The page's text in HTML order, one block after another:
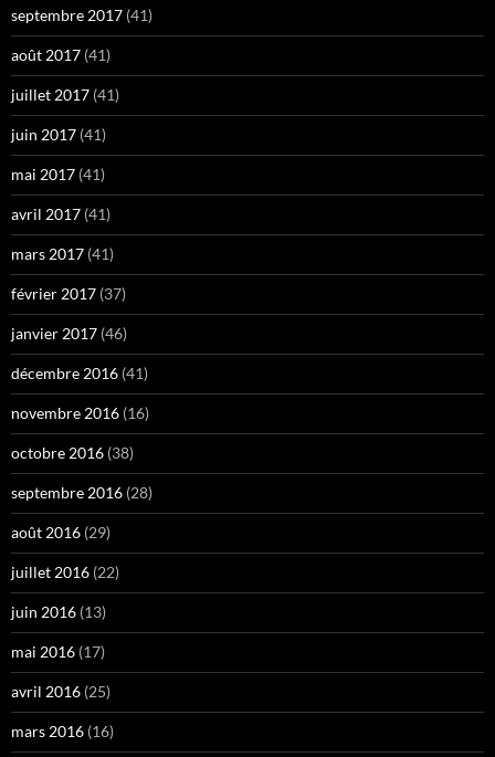
septembre 2017 (41)
août 2017 (41)
juillet 2017 (41)
juin 2017 (41)
mai 2017 (41)
avril 2017 (41)
mars 2017 (41)
février 2017 (37)
janvier 2017 (46)
décembre 2016 (41)
novembre 2016 (16)
octobre 2016 (38)
septembre 2016 (28)
août 2016 (29)
juillet 2016 (22)
juin 2016 (13)
mai 2016 (17)
avril 2016 (25)
mars 2016 (16)